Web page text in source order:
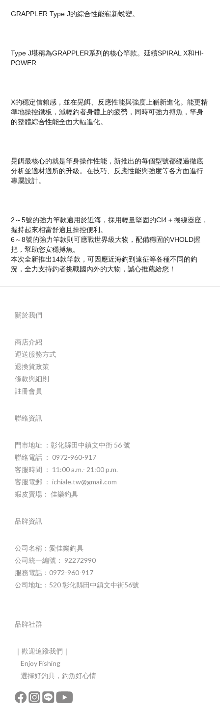
GRAPPLER Type J的綜合性能嶄新蛻變。
Type J堪稱為GRAPPLER系列的核心竿款。延續SPIRAL X和HI-
POWER
X的穩定信賴感，並在晃餌、反應性能與強度上嶄新進化。能更精
準地操控鐵板，減輕釣者身體上的疲勞，同時可強力搏魚，竿身
的整體綜合性能全面大幅進化。
晃餌最核心的就是竿身操作性能，新推出的每個型號都經過徹底
分析並適材適所的升級。在技巧、反應性能與強度等各方面進行
專屬設計。
2～5號的強力竿款適用於近海，採用輕量堅固的CI4＋捲線器座，
握持起來相當舒適且操控便利。
6～8號的強力竿款則可應戰世界級大物，配備穩固的VHOLD握
把，幫助您安穩搏魚。
本次全新推出14款竿款，可因應近海釣到遠征等各種不同的釣
況，全力支持釣者挑戰國內外的大物，誠心推薦給您！
關於我們
商店介紹
運送服務方式
退換貨政策
條款與細則
註冊會員
聯絡資訊
門市地址 ：彰化縣田中鎮文中街 56 號
聯絡電話 ： 0972-960-917
客服時間 ： 11:00 a.m.- 21:00 p.m.
客服電郵 ： ichiale.tw@gmail.com
蝦皮賣場： 佳樂釣具
品牌資訊
公司名稱：愛佳樂釣具
公司統一編號： 92272990
服務電話：0972-960-917
公司地址：520 彰化縣田中鎮文中街56號
品牌社群
｜歡迎追蹤我們｜
Enjoy Fishing
選擇好釣具，釣魚好心情